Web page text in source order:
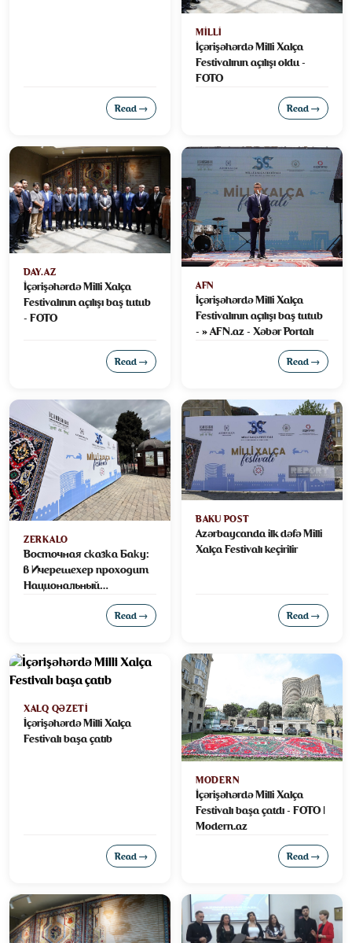
Read →
MILLI
İçərişəhərdə Milli Xalça
Festivalının açılışı oldu -
FOTO
Read →
DAY.AZ
İçərişəhərdə Milli Xalça
Festivalının açılışı baş tutub
- FOTO
Read →
AFN
İçərişəhərdə Milli Xalça
Festivalının açılışı baş tutub
- » AFN.az - Xəbər Portalı
Read →
ZERKALO
Восточная сказка Баку:
в Ичерешехер проходит
Национальный
фестиваль ковра - ФОТО
Read →
BAKU POST
Azərbaycanda ilk dəfə Milli
Xalça Festivalı keçirilir
Read →
XALQ QƏZETI
İçərişəhərdə Milli Xalça
Festivalı başa çatıb
Read →
MODERN
İçərişəhərdə Milli Xalça
Festivalı başa çatdı - FOTO |
Modern.az
Read →